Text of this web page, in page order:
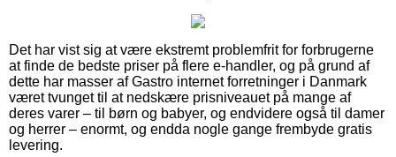
Det har vist sig at være ekstremt problemfrit for forbrugerne
at finde de bedste priser på flere e-handler, og på grund af
dette har masser af Gastro internet forretninger i Danmark
været tvunget til at nedskære prisniveauet på mange af
deres varer – til børn og babyer, og endvidere også til damer
og herrer – enormt, og endda nogle gange frembyde gratis
levering.